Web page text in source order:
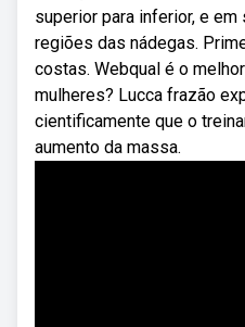
superior para inferior, e
regiões das nádegas.
costas. Webqual é o
mulheres? Lucca frazão
cientificamente que o
aumento da massa.